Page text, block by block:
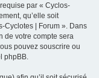
par « Cyclos-
qu’elle soit
Cyclotes | Forum ». Dans
de votre compte sera
pouvez souscrire ou
phpBB.